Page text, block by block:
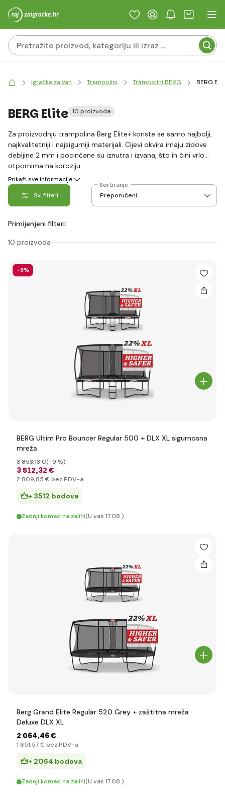
Igračke za van Trampolini Trampolini BERG BERG
BERG Elite 10 proizvoda
Za proizvodnju trampolina Berg Elite+ koriste se samo najbolji,
najkvalitetniji i najsigurniji materijali. Cijevi okvira imaju zidove
debljine 2 mm i pocinčane su iznutra i izvana, što ih čini vrlo
otpornima na koroziju.
Također se koriste nova jedinstvena opruga koja postupno
povećavaju energiju, čineći skakanje sigurnijim, ugodnijim sa
višim skokovima. Cerada je ručno izrađena od strane skupine
stručnjaka iz Nizozemske.
Kao jedini takve vrste, pogodan je i za profesionalnu
upotrebu i za javne prostore.
Prikaži sve informacije
Svi filteri
Sortiranje
Primijenjeni filteri:
10 proizvoda
-9%
BERG Ultim Pro Bouncer Regular 500 + DLX XL sigurnosna
mreža
3 512,32 €
3 853,13 €(-9 %)
2 809,85 € bez PDV-a
+ 3512 bodova
Zadnji komad na zalihi(U vas 17.08.)
Berg Grand Elite Regular 520 Grey + zaštitna mreža
Deluxe DLX XL
2 064,46 €
1 651,57 € bez PDV-a
+ 2064 bodova
Zadnji komad na zalihi(U vas 17.08.)